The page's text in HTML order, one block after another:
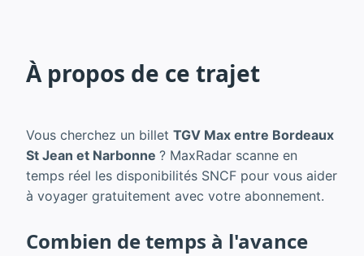
À propos de ce trajet
Vous cherchez un billet TGV Max entre Bordeaux
St Jean et Narbonne ? MaxRadar scanne en
temps réel les disponibilités SNCF pour vous aider
à voyager gratuitement avec votre abonnement.
Combien de temps à l'avance